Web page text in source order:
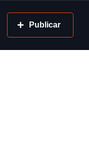
Publicar